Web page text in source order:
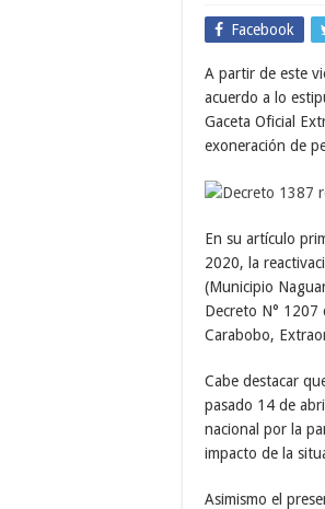
Facebook
A partir de este
acuerdo a lo
Gaceta Oficial
exoneración de
En su artículo
2020, la
(Municipio
Decreto N° 1207
Carabobo,
Cabe destacar
pasado 14 de
nacional por la
impacto de la
Asimismo el